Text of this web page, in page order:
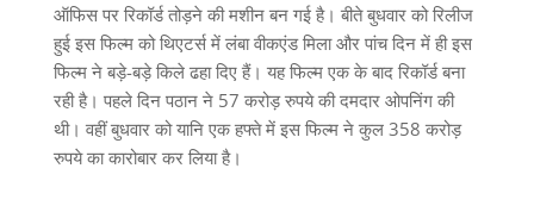
ऑफिस पर रिकॉर्ड तोड़ने की मशीन बन गई है। बीते बुधवार को रिलीज
हुई इस फिल्म को थिएटर्स में लंबा वीकएंड मिला और पांच दिन में ही इस
फिल्म ने बड़े-बड़े किले ढहा दिए हैं। यह फिल्म एक के बाद रिकॉर्ड बना
रही है। पहले दिन पठान ने 57 करोड़ रुपये की दमदार ओपनिंग की
थी। वहीं बुधवार को यानि एक हफ्ते में इस फिल्म ने कुल 358 करोड़
रुपये का कारोबार कर लिया है।